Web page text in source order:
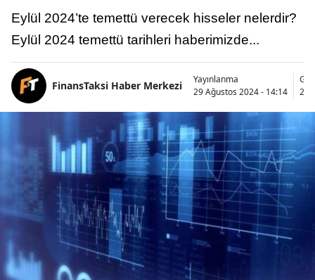
Eylül 2024’te temettü verecek hisseler nelerdir?
Eylül 2024 temettü tarihleri haberimizde...
FinansTaksi Haber Merkezi
Yayınlanma
29 Ağustos 2024 - 14:14
29